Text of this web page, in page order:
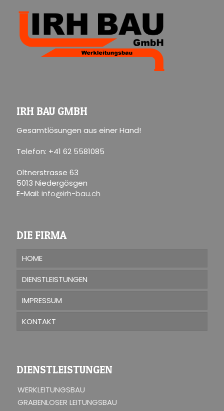
IRH BAU GMBH
Gesamtlösungen aus einer Hand!
Telefon: +41 62 5581085
Oltnerstrasse 63
5013 Niedergösgen
E-Mail: info@irh-bau.ch
DIE FIRMA
HOME
DIENSTLEISTUNGEN
IMPRESSUM
KONTAKT
DIENSTLEISTUNGEN
WERKLEITUNGSBAU
GRABENLOSER LEITUNGSBAU